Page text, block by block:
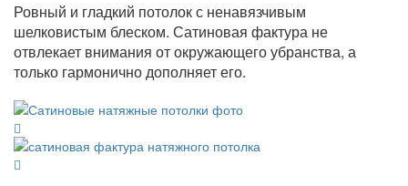
Ровный и гладкий потолок с ненавязчивым
шелковистым блеском. Сатиновая фактура не
отвлекает внимания от окружающего убранства, а
только гармонично дополняет его.